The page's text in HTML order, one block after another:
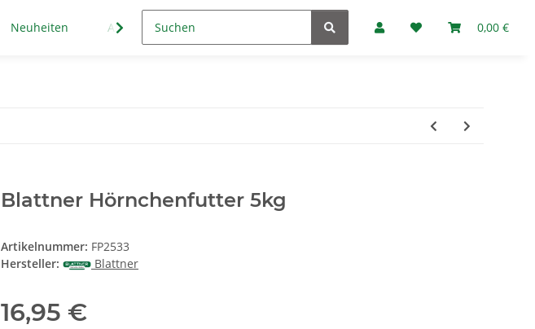
0,00 €
Neuheiten Aktion Marken
Blattner Hörnchenfutter 5kg
Artikelnummer: FP2533
Hersteller:
Blattner
16,95 €